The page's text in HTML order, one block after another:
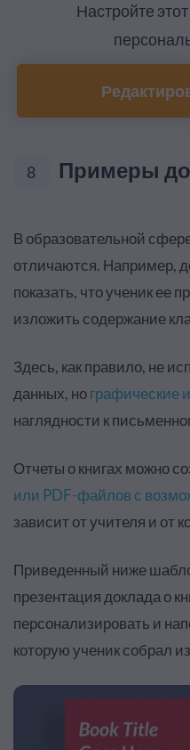
Настройте
8 Примеры
В образовательной
отличаются. Например,
показать, что ученик ее
изложить содержание
Здесь, как правило, не
данных, нографические
наглядности к
Отчеты о книгах можно
или PDF-файлов с
зависит от учителя и от
Приведенный ниже
презентация доклада о
персонализировать и
которую ученик собрал